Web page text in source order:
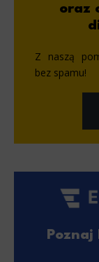
oraz
Z naszą
bez spamu!